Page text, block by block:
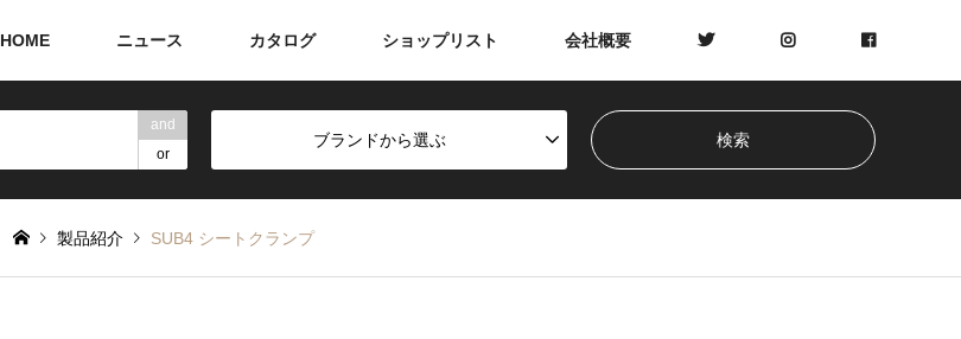
HOME ニュース カタログ ショップリスト 会社概要
and
or
ブランドから選ぶ
製品紹介 SUB4 シートクランプ